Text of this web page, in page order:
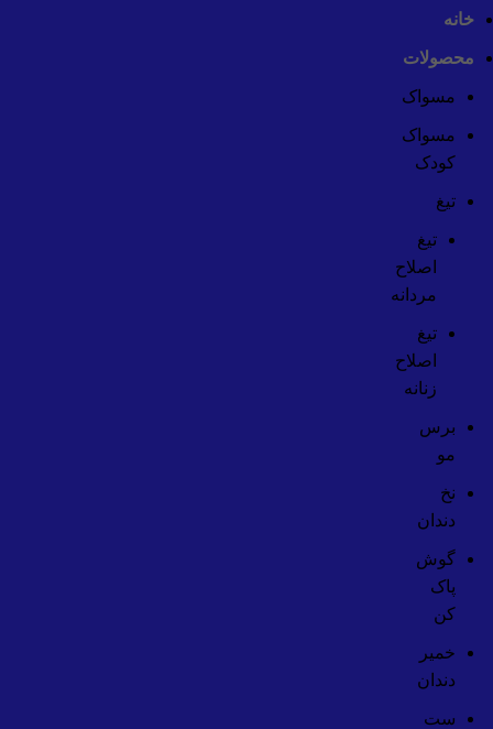
خانه
محصولات
مسواک
مسواک
کودک
تیغ
تیغ
اصلاح
مردانه
تیغ
اصلاح
زنانه
برس
مو
نخ
دندان
گوش
پاک
کن
خمیر
دندان
ست
جست و جو
شروع به تایپ کردن برای دیدن پستهایی که دنبال آن هستید.